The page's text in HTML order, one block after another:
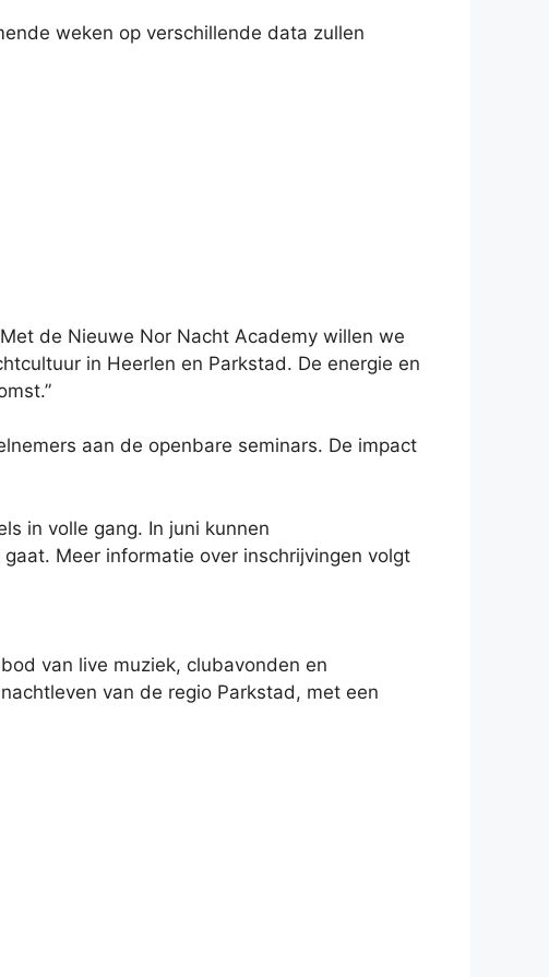
weken op verschillende data zullen
de Nieuwe Nor Nacht Academy willen we
in Heerlen en Parkstad. De energie en
aan de openbare seminars. De impact
in volle gang. In juni kunnen
Meer informatie over inschrijvingen volgt
van live muziek, clubavonden en
van de regio Parkstad, met een